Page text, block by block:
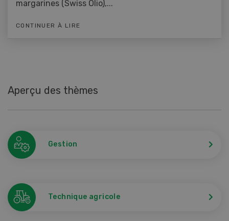
margarines (Swiss Olio),...
CONTINUER À LIRE
Aperçu des thèmes
Gestion
Technique agricole